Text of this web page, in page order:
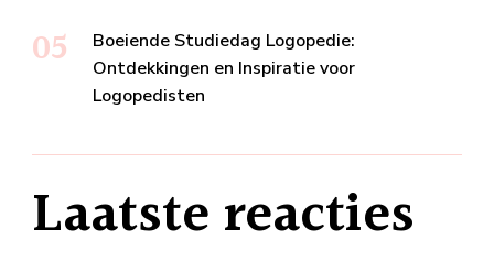
Boeiende Studiedag Logopedie:
Ontdekkingen en Inspiratie voor
Logopedisten
Laatste reacties